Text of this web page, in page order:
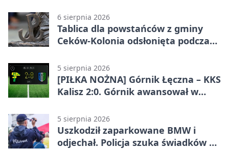
6 sierpnia 2026
Tablica dla powstańców z gminy
Ceków-Kolonia odsłonięta podczas
5 sierpnia 2026
[PIŁKA NOŻNA] Górnik Łęczna – KKS
Kalisz 2:0. Górnik awansował w
5 sierpnia 2026
Uszkodził zaparkowane BMW i
odjechał. Policja szuka świadków w